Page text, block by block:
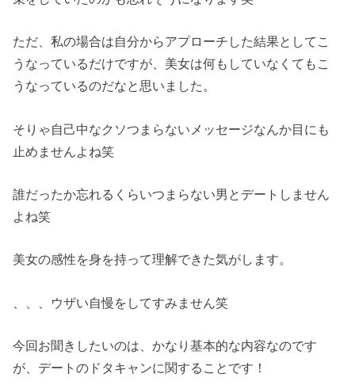
ただ、私の場合は自分からアプローチした結果としてこ
うなっているだけですが、美女は何もしていなくてもこ
うなっているのだなと思いました。
そりゃ自己中なクソつまらないメッセージなんか目にも
止めませんよね笑
誰だったか忘れるくらいつまらない男とデートしません
よね笑
美女の感性を身を持って理解できた気がします。
、、、ウザい自慢をしてすみません笑
今回お聞きしたいのは、かなり基本的な内容なのです
が、デートのドタキャンに関することです！